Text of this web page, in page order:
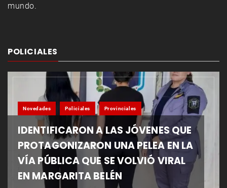
mundo.
POLICIALES
Novedades Policiales Provinciales
IDENTIFICARON A LAS JÓVENES QUE
PROTAGONIZARON UNA PELEA EN LA
VÍA PÚBLICA QUE SE VOLVIÓ VIRAL
EN MARGARITA BELÉN